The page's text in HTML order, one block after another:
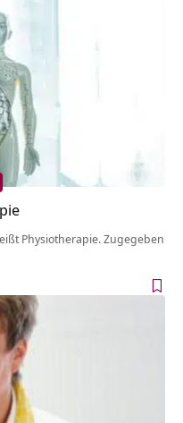
Physiotherapie. Zugegeben